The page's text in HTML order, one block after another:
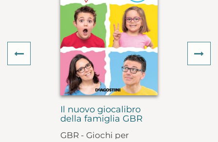
Il nuovo giocalibro
della famiglia GBR
GBR - Giochi per
Previous